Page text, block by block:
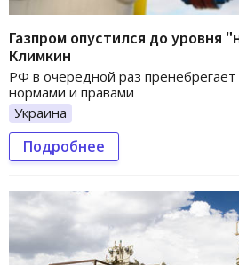
Газпром опустился до уровня
Климкин
РФ в очередной раз
нормами и правами
Украина
Подробнее